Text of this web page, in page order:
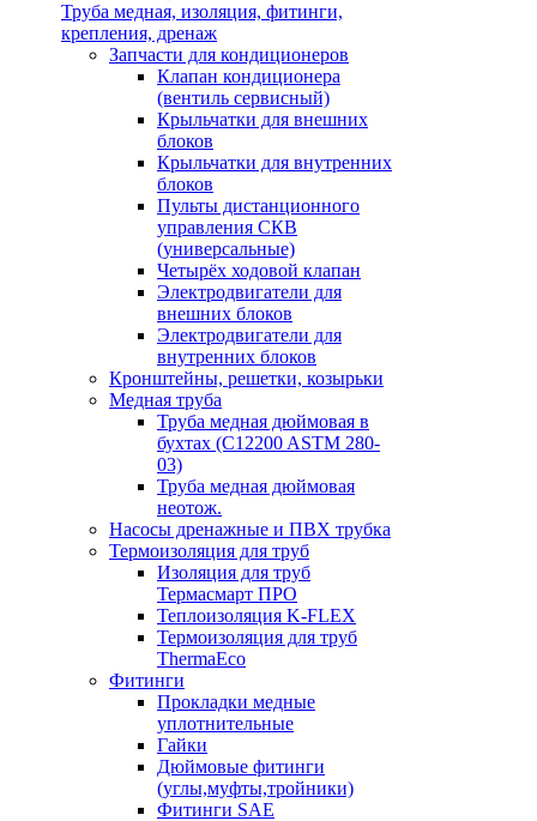
Труба медная, изоляция, фитинги,
крепления, дренаж
Запчасти для кондиционеров
Клапан кондиционера
(вентиль сервисный)
Крыльчатки для внешних
блоков
Крыльчатки для внутренних
блоков
Пульты дистанционного
управления СКВ
(универсальные)
Четырёх ходовой клапан
Электродвигатели для
внешних блоков
Электродвигатели для
внутренних блоков
Кронштейны, решетки, козырьки
Медная труба
Труба медная дюймовая в
бухтах (C12200 ASTM 280-
03)
Труба медная дюймовая
неотож.
Насосы дренажные и ПВХ трубка
Термоизоляция для труб
Изоляция для труб
Термасмарт ПРО
Теплоизоляция K-FLEX
Термоизоляция для труб
ThermaEco
Фитинги
Прокладки медные
уплотнительные
Гайки
Дюймовые фитинги
(углы,муфты,тройники)
Фитинги SAE